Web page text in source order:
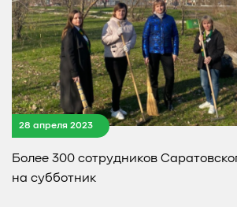
28 апреля 2023
Более 300 сотрудников
на субботник